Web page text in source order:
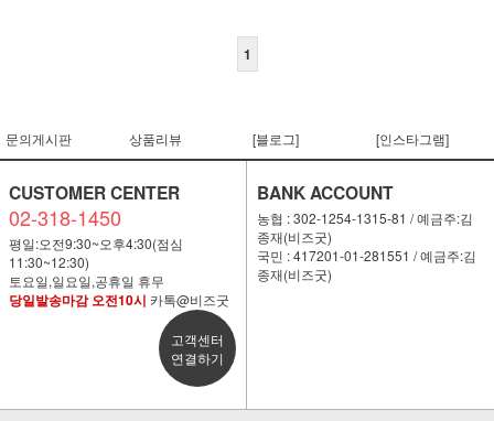
1
문의게시판 상품리뷰 [블로그] [인스타그램]
CUSTOMER CENTER
02-318-1450
평일:오전9:30~오후4:30(점심
11:30~12:30)
토요일,일요일,공휴일 휴무
당일발송마감 오전10시 카톡@비즈굿
고객센터
연결하기
BANK ACCOUNT
농협 : 302-1254-1315-81 / 예금주:김
종재(비즈굿)
국민 : 417201-01-281551 / 예금주:김
종재(비즈굿)